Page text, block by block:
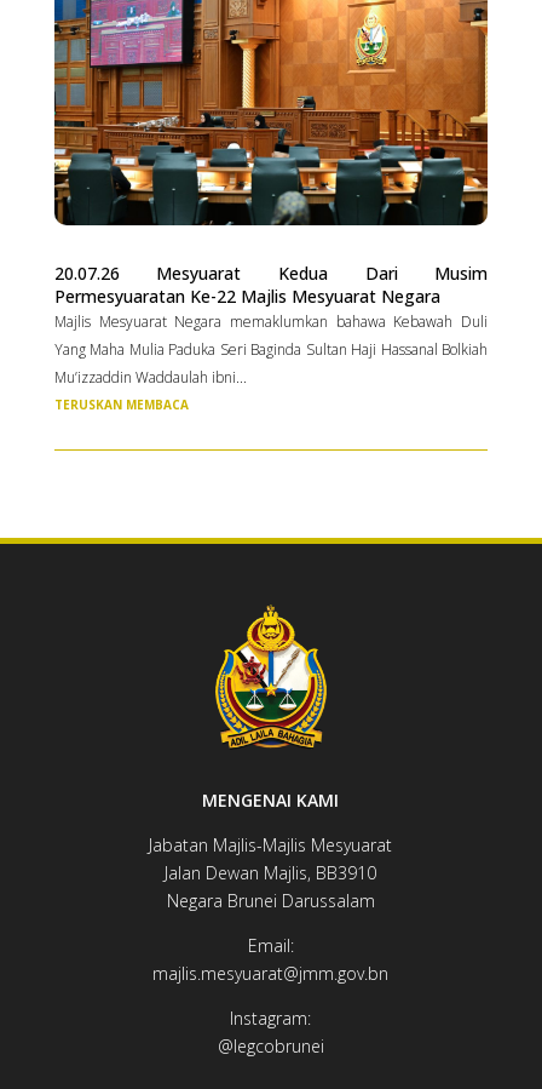
20.07.26 Mesyuarat Kedua Dari Musim
Permesyuaratan Ke-22 Majlis Mesyuarat Negara
Majlis Mesyuarat Negara memaklumkan bahawa Kebawah Duli
Yang Maha Mulia Paduka Seri Baginda Sultan Haji Hassanal Bolkiah
Mu’izzaddin Waddaulah ibni...
TERUSKAN MEMBACA
MENGENAI KAMI
Jabatan Majlis-Majlis Mesyuarat
Jalan Dewan ​​​​Majlis, BB3910​
Negara Brunei Darussalam
Email:
majlis.mesyuarat@jmm.gov.bn
Instagram:
@legcobrunei​​​​